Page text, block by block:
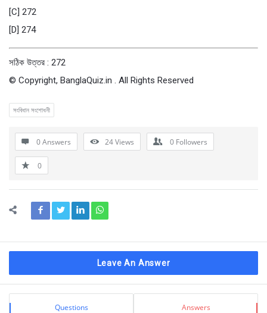
[C] 272
[D] 274
সঠিক উত্তর : 272
© Copyright, BanglaQuiz.in . All Rights Reserved
সংবিধান সংশোধনী
0 Answers 24Views 0 Followers
0
Leave An Answer
Sidebar
Stats Questions Answers